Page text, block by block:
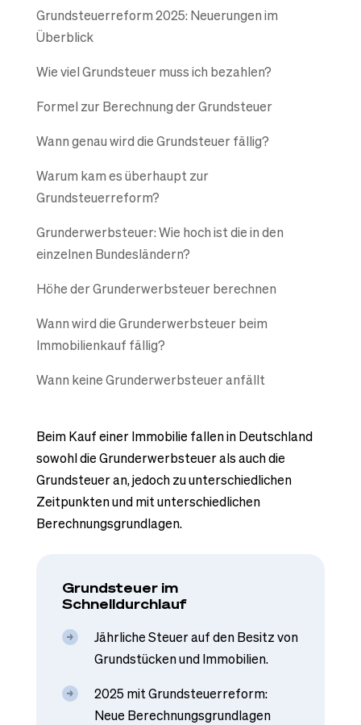
Grundsteuerreform 2025: Neuerungen im
Überblick
Wie viel Grundsteuer muss ich bezahlen?
Formel zur Berechnung der Grundsteuer
Wann genau wird die Grundsteuer fällig?
Warum kam es überhaupt zur
Grundsteuerreform?
Grunderwerbsteuer: Wie hoch ist die in den
einzelnen Bundesländern?
Höhe der Grunderwerbsteuer berechnen
Wann wird die Grunderwerbsteuer beim
Immobilienkauf fällig?
Wann keine Grunderwerbsteuer anfällt
Beim Kauf einer Immobilie fallen in Deutschland
sowohl die Grunderwerbsteuer als auch die
Grundsteuer an, jedoch zu unterschiedlichen
Zeitpunkten und mit unterschiedlichen
Berechnungsgrundlagen.
Grundsteuer im
Schnelldurchlauf
Jährliche Steuer auf den Besitz von
Grundstücken und Immobilien.
2025 mit Grundsteuerreform:
Neue Berechnungsgrundlagen